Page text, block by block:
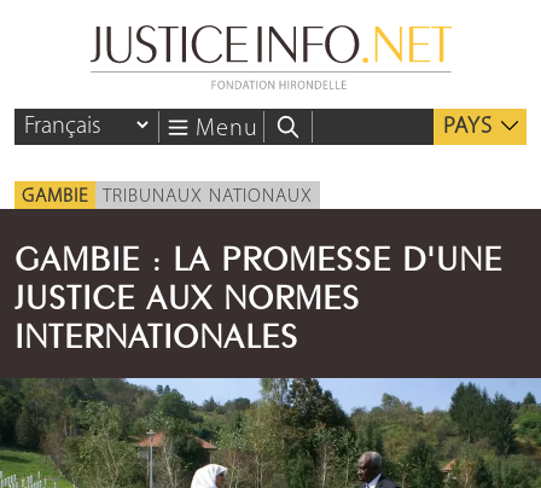
Menu PAYS
GAMBIE TRIBUNAUX NATIONAUX
GAMBIE : LA PROMESSE D'UNE
JUSTICE AUX NORMES
INTERNATIONALES